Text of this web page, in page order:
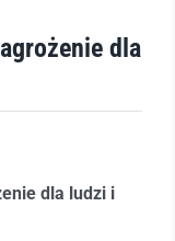
dla
dla ludzi i